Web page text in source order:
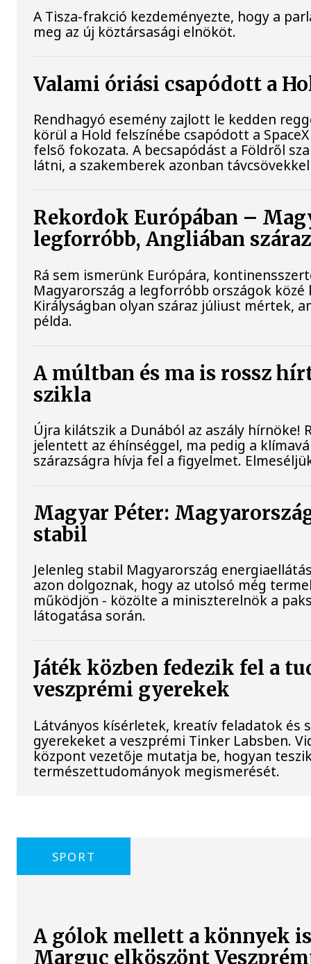
A Tisza-frakció kezdeményezte, hogy a
meg az új köztársasági elnököt.
Valami óriási csapódott a
Rendhagyó esemény zajlott le kedden
körül a Hold felszínébe csapódott a
felső fokozata. A becsapódást a Földről
látni, a szakemberek azonban
Rekordok Európában –
legforróbb, Angliában
Rá sem ismerünk Európára,
Magyarország a legforróbb országok
Királyságban olyan száraz júliust mértek,
példa.
A múltban és ma is rossz
szikla
Újra kilátszik a Dunából az aszály hírnöke!
jelentett az éhínséggel, ma pedig a
szárazságra hívja fel a figyelmet.
Magyar Péter:
stabil
Jelenleg stabil Magyarország
azon dolgoznak, hogy az utolsó még
működjön - közölte a miniszterelnök a
látogatása során.
Játék közben fedezik fel a
veszprémi gyerekek
Látványos kísérletek, kreatív feladatok és
gyerekeket a veszprémi Tinker Labsben.
központ vezetője mutatja be, hogyan
természettudományok megismerését.
SPORT
A gólok mellett a könnyek
Marguc elköszönt